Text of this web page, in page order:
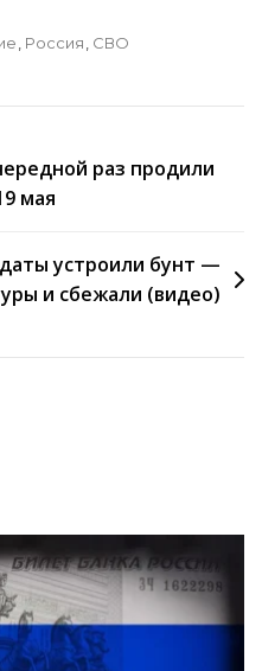
Россия СВО
раз продили
мая
устроили бунт —
и сбежали (видео)